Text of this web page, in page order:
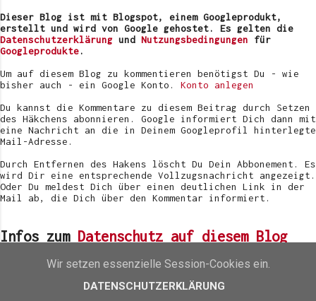
v
e
r
ö
f
e
t
l
i
c
e
n
Dieser Blog ist mit Blogspot, einem Googleprodukt,
erstellt und wird von Google gehostet. Es gelten die
Datenschutzerklärung und Nutzungsbedingungen für
Googleprodukte.
Um auf diesem Blog zu kommentieren benötigst Du - wie
bisher auch - ein Google Konto. Konto anlegen
Du kannst die Kommentare zu diesem Beitrag durch Setzen
des Häkchens abonnieren. Google informiert Dich dann mit
eine Nachricht an die in Deinem Googleprofil hinterlegte
Mail-Adresse.
Durch Entfernen des Hakens löscht Du Dein Abbonement. Es
wird Dir eine entsprechende Vollzugsnachricht angezeigt.
Oder Du meldest Dich über einen deutlichen Link in der
Mail ab, die Dich über den Kommentar informiert.
Infos zum Datenschutz auf diesem Blog
Beliebteste Beiträge des letzten Monats
Wir setzen essenzielle Session-Cookies ein.
DATENSCHUTZERKLÄRUNG